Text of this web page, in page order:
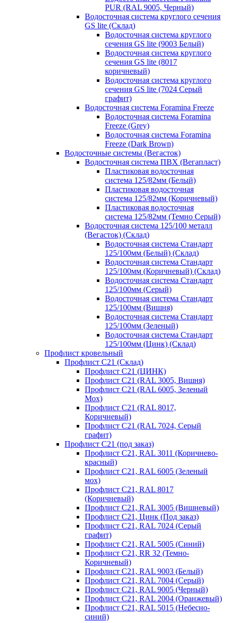
PUR (RAL 9005, Черный)
Водосточная система круглого сечения
GS lite (Склад)
Водосточная система круглого
сечения GS lite (9003 Белый)
Водосточная система круглого
сечения GS lite (8017
коричневый)
Водосточная система круглого
сечения GS lite (7024 Серый
графит)
Водосточная система Foramina Freeze
Водосточная система Foramina
Freeze (Grey)
Водосточная система Foramina
Freeze (Dark Brown)
Водосточные системы (Вегасток)
Водосточная система ПВХ (Вегапласт)
Пластиковая водосточная
система 125/82мм (Белый)
Пластиковая водосточная
система 125/82мм (Коричневый)
Пластиковая водосточная
система 125/82мм (Темно Серый)
Водосточная система 125/100 металл
(Вегасток) (Склад)
Водосточная система Стандарт
125/100мм (Белый) (Склад)
Водосточная система Стандарт
125/100мм (Коричневый) (Склад)
Водосточная система Стандарт
125/100мм (Серый)
Водосточная система Стандарт
125/100мм (Вишня)
Водосточная система Стандарт
125/100мм (Зеленый)
Водосточная система Стандарт
125/100мм (Цинк) (Склад)
Профлист кровельный
Профлист С21 (Склад)
Профлист С21 (ЦИНК)
Профлист С21 (RAL 3005, Вишня)
Профлист С21 (RAL 6005, Зеленый
Мох)
Профлист С21 (RAL 8017,
Коричневый)
Профлист С21 (RAL 7024, Серый
графит)
Профлист С21 (под заказ)
Профлист С21, RAL 3011 (Коричнево-
красный)
Профлист С21, RAL 6005 (Зеленый
мох)
Профлист С21, RAL 8017
(Коричневый)
Профлист С21, RAL 3005 (Вишневый)
Профлист С21, Цинк (Под заказ)
Профлист С21, RAL 7024 (Серый
графит)
Профлист С21, RAL 5005 (Синий)
Профлист С21, RR 32 (Темно-
Коричневый)
Профлист С21, RAL 9003 (Белый)
Профлист С21, RAL 7004 (Серый)
Профлист С21, RAL 9005 (Черный)
Профлист С21, RAL 2004 (Оранжевый)
Профлист С21, RAL 5015 (Небесно-
синий)